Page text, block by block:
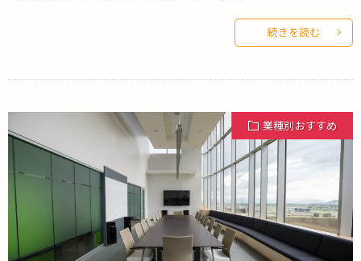
続きを読む
業種別おすすめ